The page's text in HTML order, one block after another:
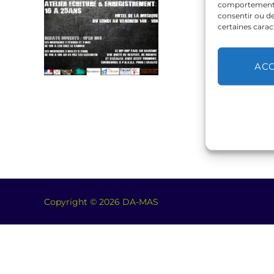
comportement
consentir ou
certaines
Copyright © 2026 DA-MAS